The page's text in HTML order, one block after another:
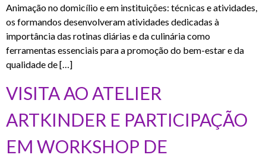
Animação no domicílio e em instituições: técnicas e atividades,
os formandos desenvolveram atividades dedicadas à
importância das rotinas diárias e da culinária como
ferramentas essenciais para a promoção do bem-estar e da
qualidade de […]
VISITA AO ATELIER
ARTKINDER E PARTICIPAÇÃO
EM WORKSHOP DE